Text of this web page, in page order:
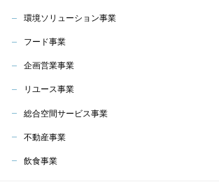
環境ソリューション事業
フード事業
企画営業事業
リユース事業
総合空間サービス事業
不動産事業
飲食事業